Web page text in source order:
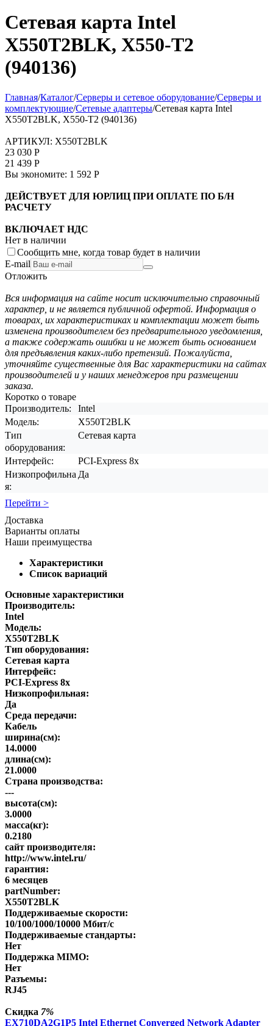
Сетевая карта Intel
X550T2BLK, X550-T2
(940136)
Главная/Каталог/Серверы и сетевое оборудование/Серверы и
комплектующие/Сетевые адаптеры/Сетевая карта Intel
X550T2BLK, X550-T2 (940136)
АРТИКУЛ: X550T2BLK
23 030 Р
21 439 Р
Вы экономите: 1 592 Р
ДЕЙСТВУЕТ ДЛЯ ЮРЛИЦ ПРИ ОПЛАТЕ ПО Б/Н
РАСЧЕТУ
ВКЛЮЧАЕТ НДС
Нет в наличии
Сообщить мне, когда товар будет в наличии
E-mail
Отложить
Вся информация на сайте носит исключительно справочный
характер, и не является публичной офертой. Информация о
товарах, их характеристиках и комплектации может быть
изменена производителем без предварительного уведомления,
а также содержать ошибки и не может быть основанием
для предъявления каких-либо претензий. Пожалуйста,
уточняйте существенные для Вас характеристики на сайтах
производителей и у наших менеджеров при размещении
заказа.
Коротко о товаре
Производитель:
Intel
Модель:
X550T2BLK
Тип
оборудования:
Сетевая карта
Интерфейс:
PCI-Express 8x
Низкопрофильна
я:
Да
Перейти >
Доставка
Варианты оплаты
Наши преимущества
Характеристики
Список вариаций
Основные характеристики
Производитель:
Intel
Модель:
X550T2BLK
Тип оборудования:
Сетевая карта
Интерфейс:
PCI-Express 8x
Низкопрофильная:
Да
Среда передачи:
Кабель
ширина(см):
14.0000
длина(см):
21.0000
Страна производства:
---
высота(см):
3.0000
масса(кг):
0.2180
сайт производителя:
http://www.intel.ru/
гарантия:
6 месяцев
partNumber:
X550T2BLK
Поддерживаемые скорости:
10/100/1000/10000 Мбит/с
Поддерживаемые стандарты:
Нет
Поддержка MIMO:
Нет
Разъемы:
RJ45
Скидка 7%
EX710DA2G1P5 Intel Ethernet Converged Network Adapter